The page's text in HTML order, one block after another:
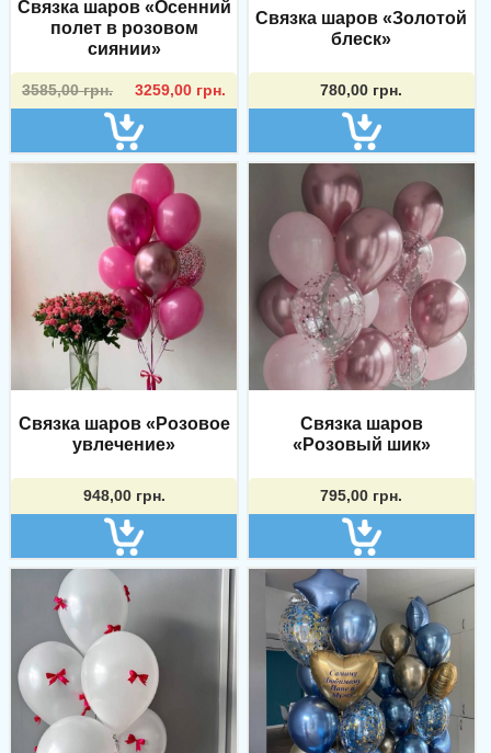
Связка шаров «Осенний
полет в розовом
сиянии»
3585,00грн.
Первоначальная
составляла
3585,00 грн..
3259,00 грн.
Текущая
3259,00 грн..
Связка шаров «Золотой
блеск»
780,00 грн.
Связка шаров «Розовое
увлечение»
948,00 грн.
Связка шаров
«Розовый шик»
795,00 грн.